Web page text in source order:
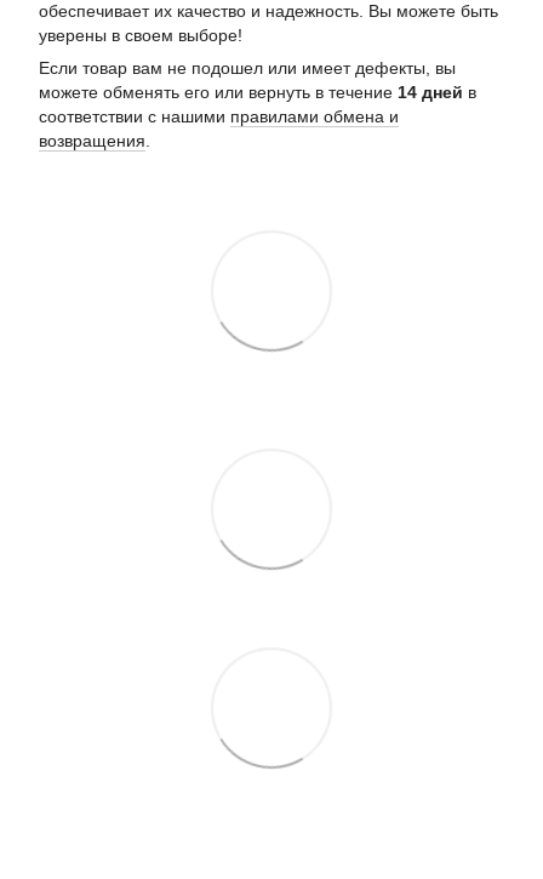
обеспечивает их качество и надежность. Вы можете быть
уверены в своем выборе!
Если товар вам не подошел или имеет дефекты, вы
можете обменять его или вернуть в течение 14 дней в
соответствии с нашими правилами обмена и
возвращения